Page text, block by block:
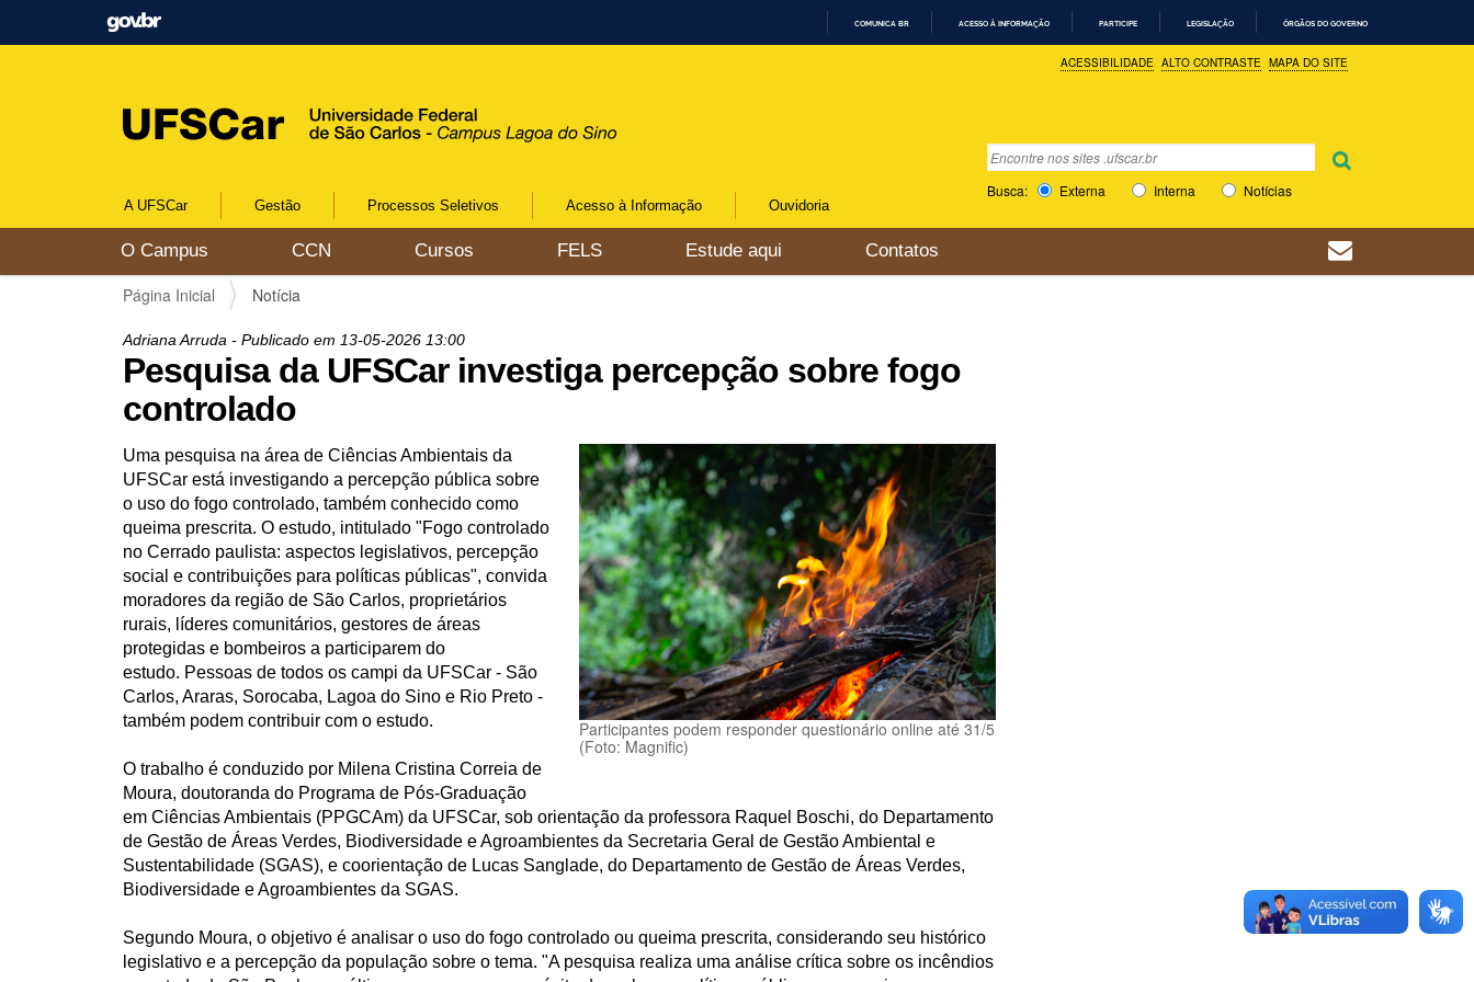
D
COMUNICA BR ACESSO À INFORMAÇÃO PARTICIPE LEGISLAÇÃO ÓRGÃOS DO GOVERNO
ACESSIBILIDADE ALTO CONTRASTE MAPA DO SITE
Busca
Busca Avançada…
Busca: Externa Interna Notícias
A UFSCar Gestão Processos Seletivos Acesso à Informação Ouvidoria
v
O Campus CCN Cursos FELS Estude aqui Contatos
V
c
ê
e
s
á
a
q
u
i
:
Página Inicial Notícia
Adriana Arruda - Publicado em 13-05-2026 13:00
Pesquisa da UFSCar investiga percepção sobre fogo
controlado
Participantes podem responder questionário online até 31/5
(Foto: Magnific)
Uma pesquisa na área de Ciências Ambientais da
UFSCar está investigando a percepção pública sobre
o uso do fogo controlado, também conhecido como
queima prescrita. O estudo, intitulado "Fogo controlado
no Cerrado paulista: aspectos legislativos, percepção
social e contribuições para políticas públicas", convida
moradores da região de São Carlos, proprietários
rurais, líderes comunitários, gestores de áreas
protegidas e bombeiros a participarem do
estudo. Pessoas de todos os campi da UFSCar - São
Carlos, Araras, Sorocaba, Lagoa do Sino e Rio Preto -
também podem contribuir com o estudo.
O trabalho é conduzido por Milena Cristina Correia de
Moura, doutoranda do Programa de Pós-Graduação
em Ciências Ambientais (PPGCAm) da UFSCar, sob orientação da professora Raquel Boschi, do Departamento
de Gestão de Áreas Verdes, Biodiversidade e Agroambientes da Secretaria Geral de Gestão Ambiental e
Sustentabilidade (SGAS), e coorientação de Lucas Sanglade, do Departamento de Gestão de Áreas Verdes,
Biodiversidade e Agroambientes da SGAS.
Segundo Moura, o objetivo é analisar o uso do fogo controlado ou queima prescrita, considerando seu histórico
legislativo e a percepção da população sobre o tema. "A pesquisa realiza uma análise crítica sobre os incêndios